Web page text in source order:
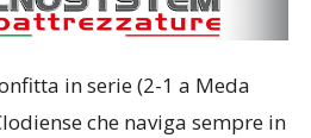
in serie (2-1 a Meda
che naviga sempre in